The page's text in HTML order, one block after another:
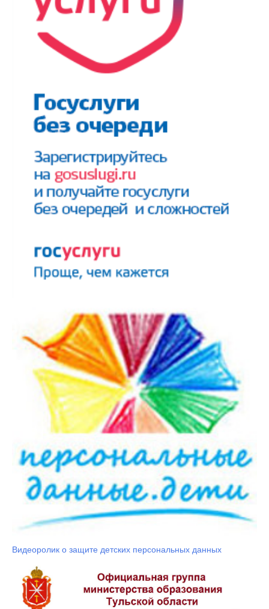
Видеоролик о защите детских персональных данных